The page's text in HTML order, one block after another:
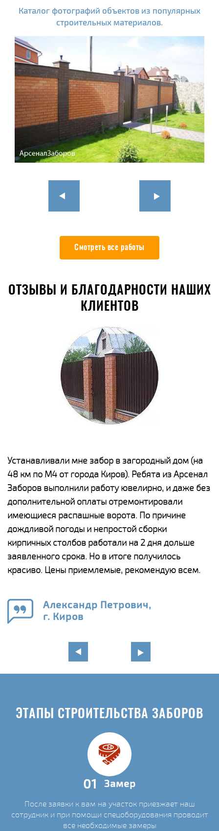
Каталог фотографий объектов из популярных
строительных материалов.
Смотреть все работы
ОТЗЫВЫ И БЛАГОДАРНОСТИ НАШИХ
КЛИЕНТОВ
Устанавливали мне забор в загородный дом (на
48 км по М4 от города Киров). Ребята из Арсенал
Заборов выполнили работу ювелирно, и даже без
дополнительной оплаты отремонтировали
имеющиеся распашные ворота. По причине
дождливой погоды и непростой сборки
кирпичных столбов работали на 2 дня дольше
заявленного срока. Но в итоге получилось
красиво. Цены приемлемые, рекомендую всем.
Александр Петрович,
г. Киров
ЭТАПЫ СТРОИТЕЛЬСТВА ЗАБОРОВ
01 Замер
После заявки к вам на участок приезжает наш
сотрудник и при помощи спецоборудования проводит
все необходимые замеры